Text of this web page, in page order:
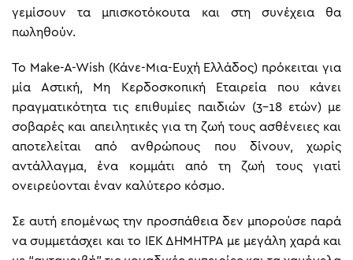
γεμίσουν τα μπισκοτόκουτα και στη συνέχεια θα
πωληθούν.
Το Make-A-Wish (Κάνε-Μια-Ευχή Ελλάδος) πρόκειται για
μία Αστική, Μη Κερδοσκοπική Εταιρεία που κάνει
πραγματικότητα τις επιθυμίες παιδιών (3-18 ετών) με
σοβαρές και απειλητικές για τη ζωή τους ασθένειες και
αποτελείται από ανθρώπους που δίνουν, χωρίς
αντάλλαγμα, ένα κομμάτι από τη ζωή τους γιατί
ονειρεύονται έναν καλύτερο κόσμο.
Σε αυτή επομένως την προσπάθεια δεν μπορούσε παρά
να συμμετάσχει και το ΙΕΚ ΔΗΜΗΤΡΑ με μεγάλη χαρά και